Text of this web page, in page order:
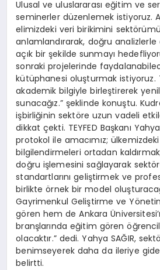
Ulusal ve uluslararası eğitim ve
seminerler düzenlemek istiyoruz.
elimizdeki veri birikimini
anlamlandırarak, doğru
açık bir şekilde sunmayı
sonraki projelerinde
kütüphanesi oluşturmak istiyoruz.
akademik bilgiyle birleştirerek
sunacağız.” şeklinde konuştu.
işbirliğinin sektöre uzun vadeli
dikkat çekti. TEYFED Başkanı
protokol ile amacımız; ülkemizdeki
bilgilendirmeleri ortadan
doğru işlemesini sağlayarak
standartlarını geliştirmek ve
birlikte örnek bir model
Gayrimenkul Geliştirme ve
gören hem de Ankara
branşlarında eğitim gören
olacaktır.” dedi. Yahya SAĞIR,
benimseyerek daha da ileriye
belirtti.